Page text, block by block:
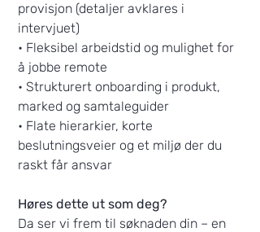
provisjon (detaljer avklares i
intervjuet)
• Fleksibel arbeidstid og mulighet for
å jobbe remote
• Strukturert onboarding i produkt,
marked og samtaleguider
• Flate hierarkier, korte
beslutningsveier og et miljø der du
raskt får ansvar
Høres dette ut som deg?
Da ser vi frem til søknaden din – en